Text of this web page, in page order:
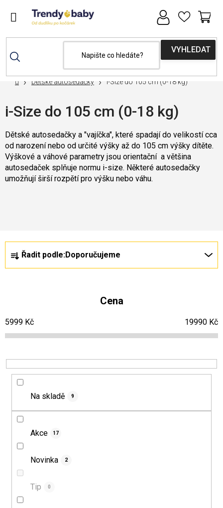
DomůDětské autosedačky i-Size do 105 cm (0-18 kg)
i-Size do 105 cm (0-18 kg)
Dětské autosedačky a "vajíčka", které spadají do velikostí cca
od narození nebo od určité výšky až do 105 cm výšky dítěte.
Výškové a váhové parametry jsou orientační a většina
autosedaček splňuje normu i-size. Některé autosedačky
umožňují širší rozpětí pro výšku nebo váhu.
í
p
r
o
Řadit podle:Doporučujeme
Cena
5999 Kč 19990 Kč
Na skladě 9
Akce 17
Novinka 2
Tip 0
p
r
o
d